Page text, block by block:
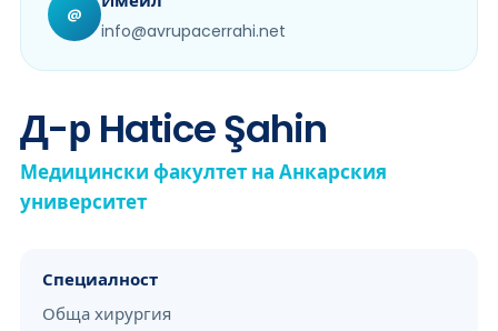
@
info@avrupacerrahi.net
Д-р Hatice Şahin
Медицински факултет на Анкарския
университет
Специалност
Обща хирургия